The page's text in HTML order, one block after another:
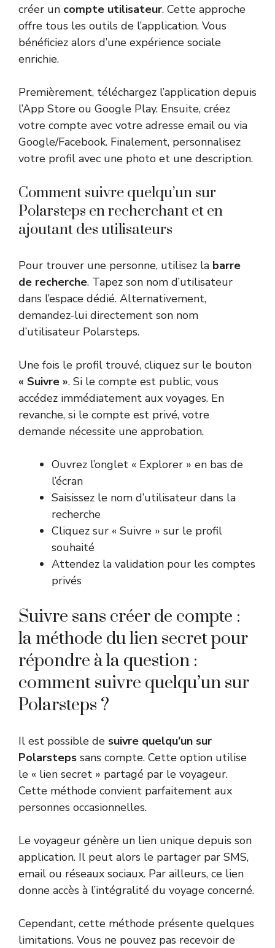
créer un compte utilisateur. Cette approche
offre tous les outils de l’application. Vous
bénéficiez alors d’une expérience sociale
enrichie.
Premièrement, téléchargez l’application depuis
l’App Store ou Google Play. Ensuite, créez
votre compte avec votre adresse email ou via
Google/Facebook. Finalement, personnalisez
votre profil avec une photo et une description.
Comment suivre quelqu’un sur
Polarsteps en recherchant et en
ajoutant des utilisateurs
Pour trouver une personne, utilisez la barre
de recherche. Tapez son nom d’utilisateur
dans l’espace dédié. Alternativement,
demandez-lui directement son nom
d’utilisateur Polarsteps.
Une fois le profil trouvé, cliquez sur le bouton
« Suivre ». Si le compte est public, vous
accédez immédiatement aux voyages. En
revanche, si le compte est privé, votre
demande nécessite une approbation.
Ouvrez l’onglet « Explorer » en bas de
l’écran
Saisissez le nom d’utilisateur dans la
recherche
Cliquez sur « Suivre » sur le profil
souhaité
Attendez la validation pour les comptes
privés
Suivre sans créer de compte :
la méthode du lien secret pour
répondre à la question :
comment suivre quelqu’un sur
Polarsteps ?
Il est possible de suivre quelqu’un sur
Polarsteps sans compte. Cette option utilise
le « lien secret » partagé par le voyageur.
Cette méthode convient parfaitement aux
personnes occasionnelles.
Le voyageur génère un lien unique depuis son
application. Il peut alors le partager par SMS,
email ou réseaux sociaux. Par ailleurs, ce lien
donne accès à l’intégralité du voyage concerné.
Cependant, cette méthode présente quelques
limitations. Vous ne pouvez pas recevoir de